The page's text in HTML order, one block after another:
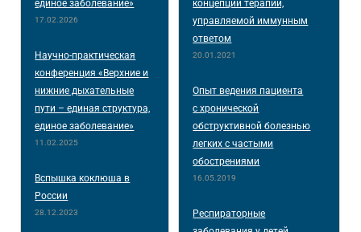
единое заболевание»
17.02.2026
Научно-практическая
конференция «Верхние и
нижние дыхательные
пути – единая структура,
единое заболевание»
11.02.2025
Вспышка коклюша в
России
28.12.2023
концепции терапии,
управляемой иммунным
ответом
20.01.2021
Опыт ведения пациента
с хронической
обструктивной болезнью
легких с частыми
обострениями
16.05.2019
Респираторные